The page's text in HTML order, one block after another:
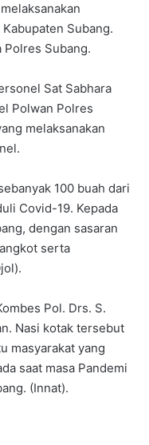
Subang.
Subang.
Sat Sabhara
Polwan Polres
melaksanakan
100 buah dari
Covid-19. Kepada
dengan sasaran
serta
Pol. Drs. S.
Nasi kotak tersebut
masyarakat yang
saat masa Pandemi
(Innat).